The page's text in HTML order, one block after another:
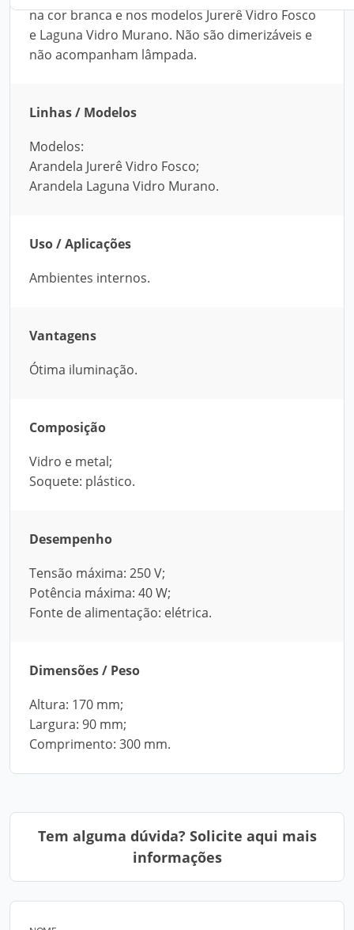
na cor branca e nos modelos Jurerê Vidro Fosco
e Laguna Vidro Murano. Não são dimerizáveis e
não acompanham lâmpada.
Linhas / Modelos
Modelos:
Arandela Jurerê Vidro Fosco;
Arandela Laguna Vidro Murano.
Uso / Aplicações
Ambientes internos.
Vantagens
Ótima iluminação.
Composição
Vidro e metal;
Soquete: plástico.
Desempenho
Tensão máxima: 250 V;
Potência máxima: 40 W;
Fonte de alimentação: elétrica.
Dimensões / Peso
Altura: 170 mm;
Largura: 90 mm;
Comprimento: 300 mm.
Tem alguma dúvida? Solicite aqui mais
informações